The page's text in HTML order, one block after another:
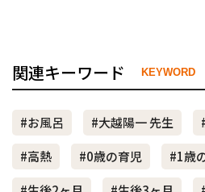
関連キーワード KEYWORD
#お風呂 #大越陽一 先生
#高熱
#0歳の育児 #1歳